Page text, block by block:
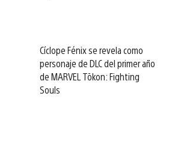
Cíclope Fénix se revela como
personaje de DLC del primer año
de MARVEL Tōkon: Fighting
Souls